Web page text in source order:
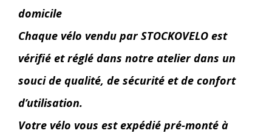
domicile
Chaque vélo vendu par STOCKOVELO est
vérifié et réglé dans notre atelier dans un
souci de qualité, de sécurité et de confort
d’utilisation.
Votre vélo vous est expédié pré-monté à